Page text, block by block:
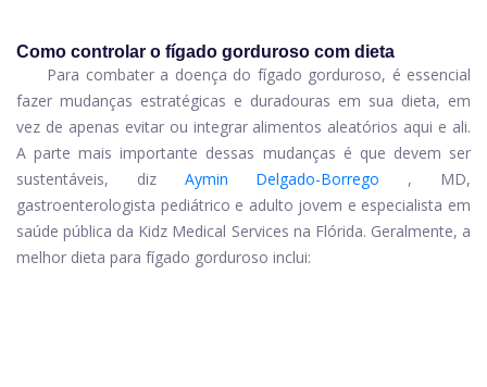
Como controlar o fígado gorduroso com dieta
Para combater a doença do fígado gorduroso, é essencial
fazer mudanças estratégicas e duradouras em sua dieta, em
vez de apenas evitar ou integrar alimentos aleatórios aqui e ali.
A parte mais importante dessas mudanças é que devem ser
sustentáveis, diz
Aymin Delgado-Borrego
, MD,
gastroenterologista pediátrico e adulto jovem e especialista em
saúde pública da Kidz Medical Services na Flórida. Geralmente, a
melhor dieta para fígado gorduroso inclui: